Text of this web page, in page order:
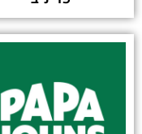
עמית הררי
יו"ר פעיל - techtime.co.il
יש משהו שפספסת?